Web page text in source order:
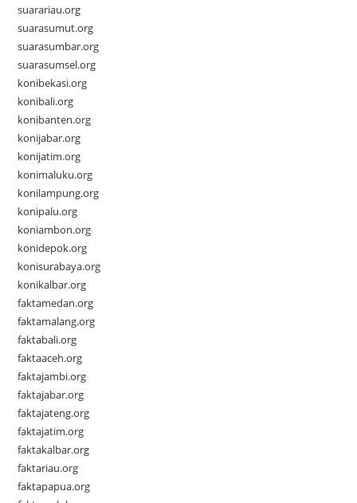
suarariau.org
suarasumut.org
suarasumbar.org
suarasumsel.org
konibekasi.org
konibali.org
konibanten.org
konijabar.org
konijatim.org
konimaluku.org
konilampung.org
konipalu.org
koniambon.org
konidepok.org
konisurabaya.org
konikalbar.org
faktamedan.org
faktamalang.org
faktabali.org
faktaaceh.org
faktajambi.org
faktajabar.org
faktajateng.org
faktajatim.org
faktakalbar.org
faktariau.org
faktapapua.org